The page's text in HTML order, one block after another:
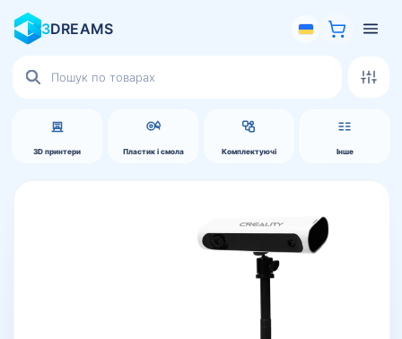
3DREAMS
3D принтери Пластик і смола Комплектуючі Інше
товарів